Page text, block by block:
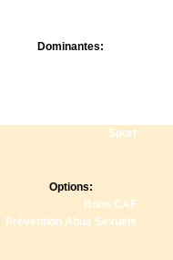
Dominantes:
Sport
Options:
Bons CAF
Prévention Abus Sexuels